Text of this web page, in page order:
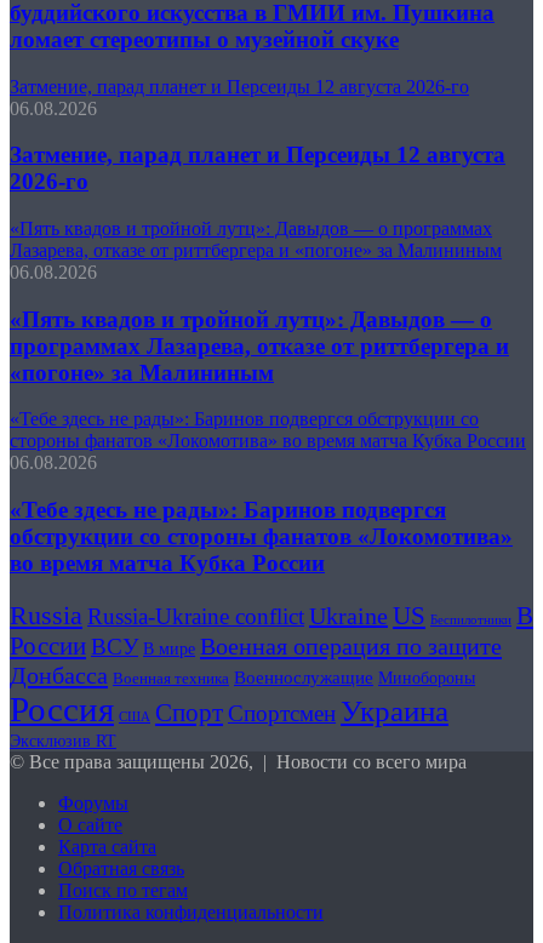
буддийского искусства в ГМИИ им. Пушкина
ломает стереотипы о музейной скуке
Затмение, парад планет и Персеиды 12 августа 2026-го
06.08.2026
Затмение, парад планет и Персеиды 12 августа
2026-го
«Пять квадов и тройной лутц»: Давыдов — о программах
Лазарева, отказе от риттбергера и «погоне» за Малининым
06.08.2026
«Пять квадов и тройной лутц»: Давыдов — о
программах Лазарева, отказе от риттбергера и
«погоне» за Малининым
«Тебе здесь не рады»: Баринов подвергся обструкции со
стороны фанатов «Локомотива» во время матча Кубка России
06.08.2026
«Тебе здесь не рады»: Баринов подвергся
обструкции со стороны фанатов «Локомотива»
во время матча Кубка России
Russia Russia-Ukraine conflictUkraine US Беспилотники В
РоссииВСУ В мире Военная операция по защите
Донбасса Военная техника Военнослужащие Минобороны
Россия США СпортСпортсмен Украина
Эксклюзив RT
© Все права защищены 2026, | Новости со всего мира
Форумы
О сайте
Карта сайта
Обратная связь
Поиск по тегам
Политика конфиденциальности